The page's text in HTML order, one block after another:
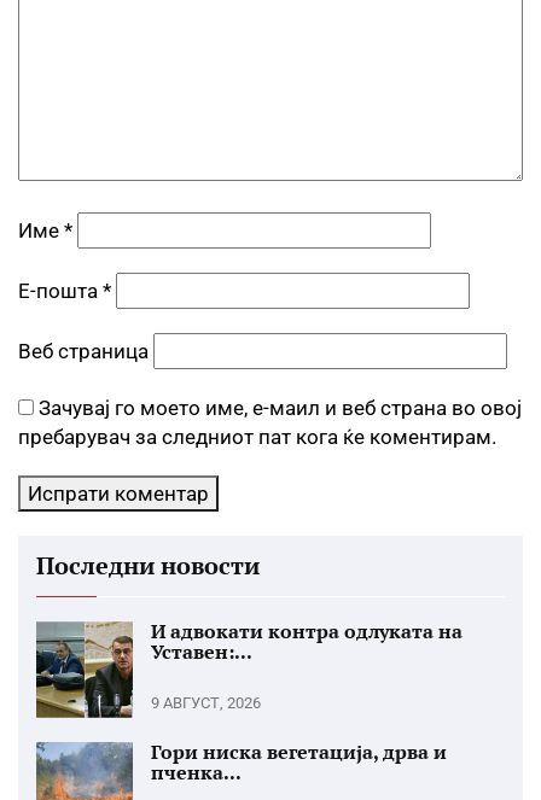
Име *
Е-пошта *
Веб страница
Зачувај го моето име, е-маил и веб страна во овој
пребарувач за следниот пат кога ќе коментирам.
Последни новости
И адвокати контра одлуката на
Уставен:...
9 АВГУСТ, 2026
Гори ниска вегетација, дрва и
пченка...